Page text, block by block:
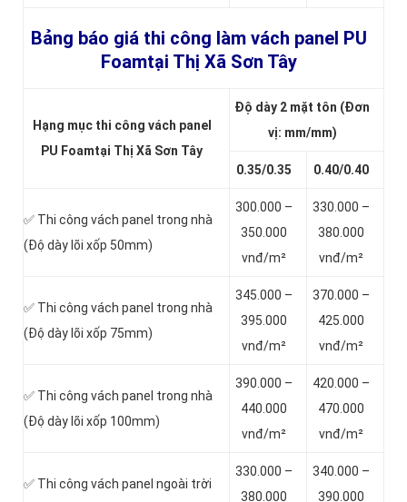
Bảng báo giá thi công làm vách panel PU
Foamtại Thị Xã Sơn Tây
Hạng mục thi công vách panel
PU Foamtại Thị Xã Sơn Tây
Độ dày 2 mặt tôn (Đơn
vị: mm/mm)
0.35/0.35 0.40/0.40
✅ Thi công vách panel trong nhà
(Độ dày lõi xốp 50mm)
300.000 –
350.000
vnđ/m²
330.000 –
380.000
vnđ/m²
✅ Thi công vách panel trong nhà
(Độ dày lõi xốp 75mm)
345.000 –
395.000
vnđ/m²
370.000 –
425.000
vnđ/m²
✅ Thi công vách panel trong nhà
(Độ dày lõi xốp 100mm)
390.000 –
440.000
vnđ/m²
420.000 –
470.000
vnđ/m²
✅ Thi công vách panel ngoài trời
330.000 –
380.000
340.000 –
390.000